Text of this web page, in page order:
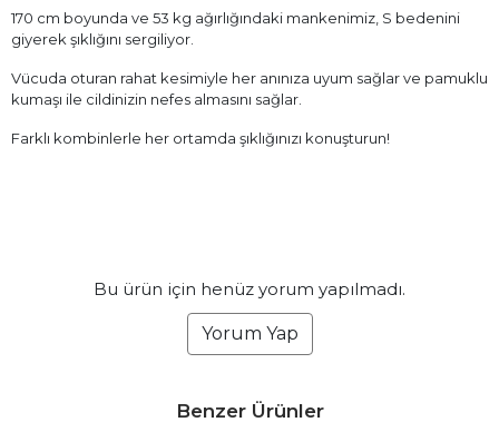
170 cm boyunda ve 53 kg ağırlığındaki mankenimiz, S bedenini
giyerek şıklığını sergiliyor.
Vücuda oturan rahat kesimiyle her anınıza uyum sağlar ve pamuklu
kumaşı ile cildinizin nefes almasını sağlar.
Farklı kombinlerle her ortamda şıklığınızı konuşturun!
Bu ürün için henüz yorum yapılmadı.
Yorum Yap
Benzer Ürünler